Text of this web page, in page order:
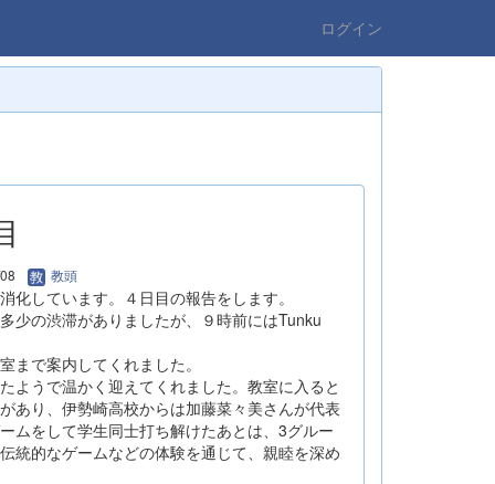
ログイン
教頭
化しています。４日目の報告をします。
少の渋滞がありましたが、９時前にはTunku
まで案内してくれました。
ようで温かく迎えてくれました。教室に入ると
あり、伊勢崎高校からは加藤菜々美さんが代表
ムをして学生同士打ち解けたあとは、3グルー
統的なゲームなどの体験を通じて、親睦を深め